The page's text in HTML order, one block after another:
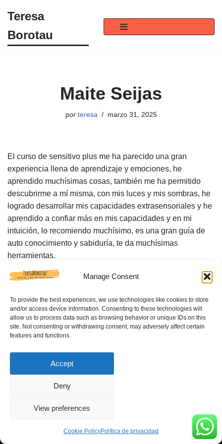
Manage Consent
To provide the best experiences, we use technologies like cookies to store
and/or access device information. Consenting to these technologies will
allow us to process data such as browsing behavior or unique IDs on this
site. Not consenting or withdrawing consent, may adversely affect certain
features and functions.
Accept
Deny
View preferences
Cookie PolicyPolítica de privacidad
al
Teresa
Borotau
Maite Seijas
por teresa marzo 31, 2025
El curso de sensitivo plus me ha parecido una gran
experiencia llena de aprendizaje y emociones, he
aprendido muchísimas cosas, también me ha permitido
descubrirme a mí misma, con mis luces y mis sombras, he
logrado desarrollar mis capacidades extrasensoriales y he
aprendido a confiar más en mis capacidades y en mi
intuición, lo recomiendo muchísimo, es una gran guía de
auto conocimiento y sabiduría, te da muchísimas
herramientas.
¡Muchas gracias, Teresa!
Original | Teresa Borotau 2024